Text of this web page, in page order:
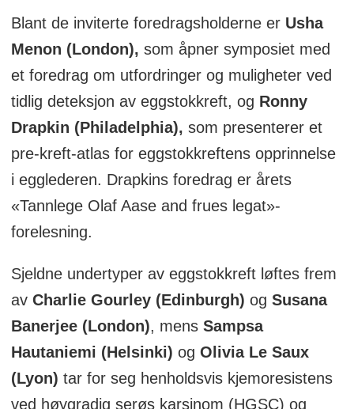
Blant de inviterte foredragsholderne er Usha
Menon (London), som åpner symposiet med
et foredrag om utfordringer og muligheter ved
tidlig deteksjon av eggstokkreft, og Ronny
Drapkin (Philadelphia), som presenterer et
pre-kreft-atlas for eggstokkreftens opprinnelse
i egglederen. Drapkins foredrag er årets
«Tannlege Olaf Aase and frues legat»-
forelesning.
Sjeldne undertyper av eggstokkreft løftes frem
av Charlie Gourley (Edinburgh) og Susana
Banerjee (London), mens Sampsa
Hautaniemi (Helsinki) og Olivia Le Saux
(Lyon) tar for seg henholdsvis kjemoresistens
ved høygradig serøs karsinom (HGSC) og